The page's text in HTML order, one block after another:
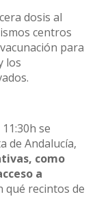
dosis al
centros
para
los
se
de Andalucía,
como
a
qué recintos de